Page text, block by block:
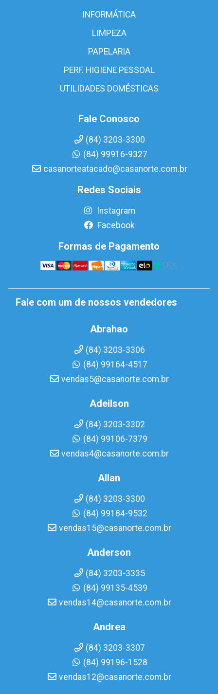
INFORMÁTICA
LIMPEZA
PAPELARIA
PERF. HIGIENE PESSOAL
UTILIDADES DOMÉSTICAS
Fale Conosco
(84) 3203-3300
(84) 99916-9327
casanorteatacado@casanorte.com.br
Redes Sociais
Instagram
Facebook
Formas de Pagamento
Fale com um de nossos vendedores
Abrahao
(84) 3203-3306
(84) 99164-4517
vendas5@casanorte.com.br
Adeilson
(84) 3203-3302
(84) 99106-7379
vendas4@casanorte.com.br
Allan
(84) 3203-3300
(84) 99184-9532
vendas15@casanorte.com.br
Anderson
(84) 3203-3335
(84) 99135-4539
vendas14@casanorte.com.br
Andrea
(84) 3203-3307
(84) 99196-1528
vendas12@casanorte.com.br